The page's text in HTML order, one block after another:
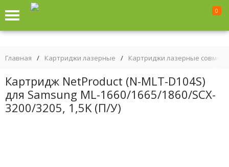
0
Главная / Картриджи лазерные / Картриджи лазерные
Картридж NetProduct (N-MLT-D104S)
для Samsung ML-1660/1665/1860/SCX-
3200/3205, 1,5K (П/У)